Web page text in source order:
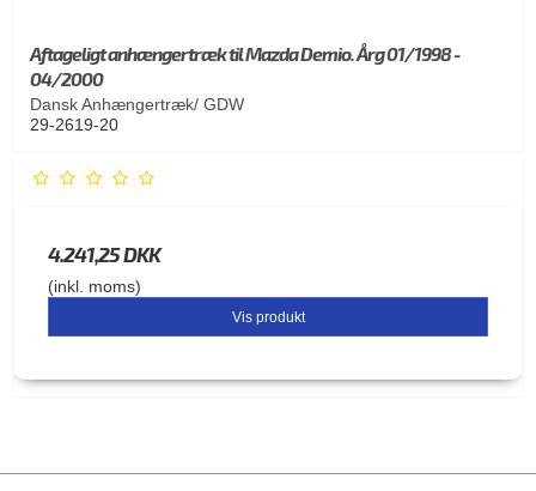
Aftageligt anhængertræk til Mazda Demio. Årg 01/1998 -
04/2000
Dansk Anhængertræk/ GDW
29-2619-20
4.241,25 DKK
(inkl. moms)
Vis produkt